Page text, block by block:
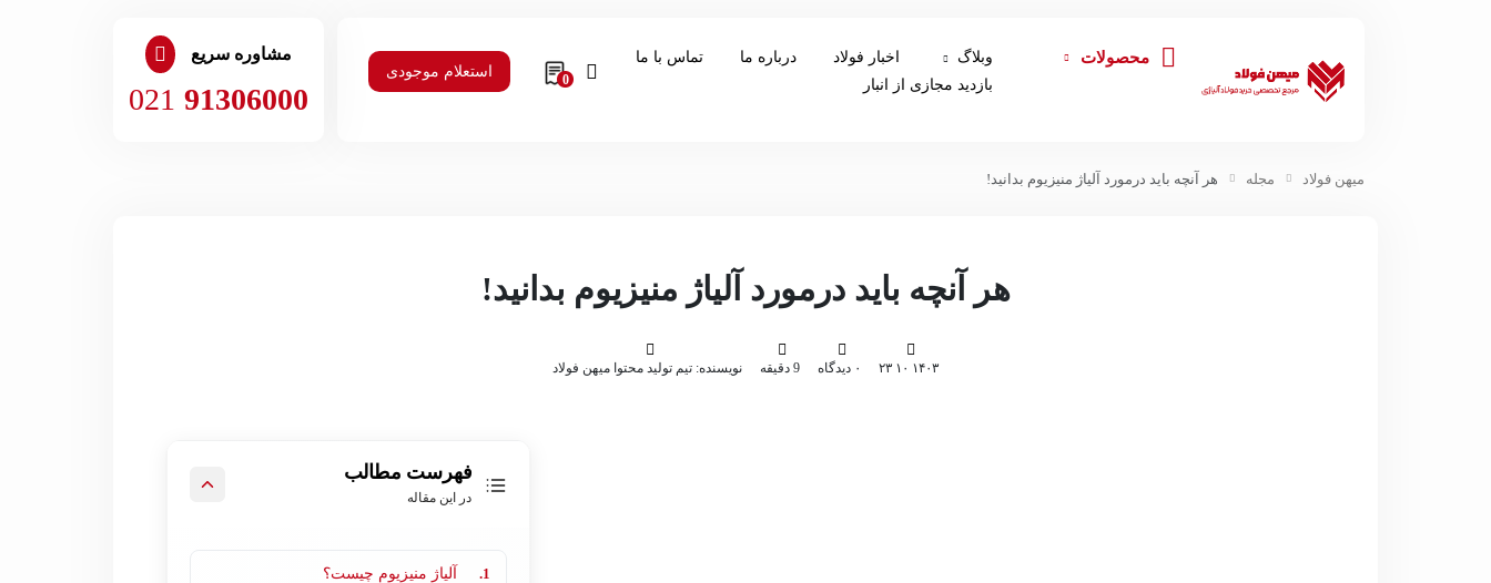
محصولات وبلاگ اخبار فولاد درباره ما
تماس با ما
بازدید مجازی از انبار
0 استعلام موجودی
مشاوره سریع
021 91306000
هر آنچه باید درمورد آلیاژ منیزیوم بدانید! مجله میهن فولاد
هر آنچه باید درمورد آلیاژ منیزیوم بدانید!
۱۴۰۳ ۱۰ ۲۳ ۰ دیدگاه 9 دقیقه نویسنده: تیم تولید محتوا میهن فولاد
فهرست مطالب
در این مقاله
1. آلیاژ منیزیوم چیست؟